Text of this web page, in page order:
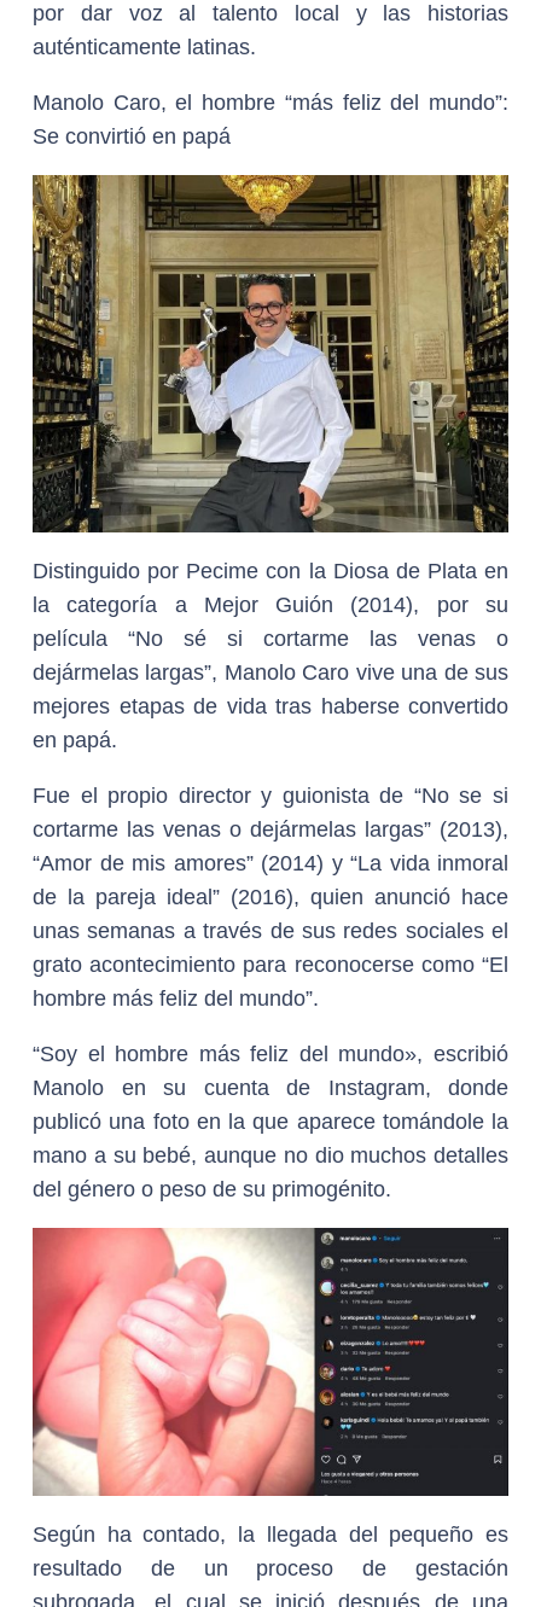
por dar voz al talento local y las historias
auténticamente latinas.
Manolo Caro, el hombre “más feliz del mundo”:
Se convirtió en papá
Distinguido por Pecime con la Diosa de Plata en
la categoría a Mejor Guión (2014), por su
película “No sé si cortarme las venas o
dejármelas largas”, Manolo Caro vive una de sus
mejores etapas de vida tras haberse convertido
en papá.
Fue el propio director y guionista de “No se si
cortarme las venas o dejármelas largas” (2013),
“Amor de mis amores” (2014) y “La vida inmoral
de la pareja ideal” (2016), quien anunció hace
unas semanas a través de sus redes sociales el
grato acontecimiento para reconocerse como “El
hombre más feliz del mundo”.
“Soy el hombre más feliz del mundo», escribió
Manolo en su cuenta de Instagram, donde
publicó una foto en la que aparece tomándole la
mano a su bebé, aunque no dio muchos detalles
del género o peso de su primogénito.
Según ha contado, la llegada del pequeño es
resultado de un proceso de gestación
subrogada, el cual se inició después de una